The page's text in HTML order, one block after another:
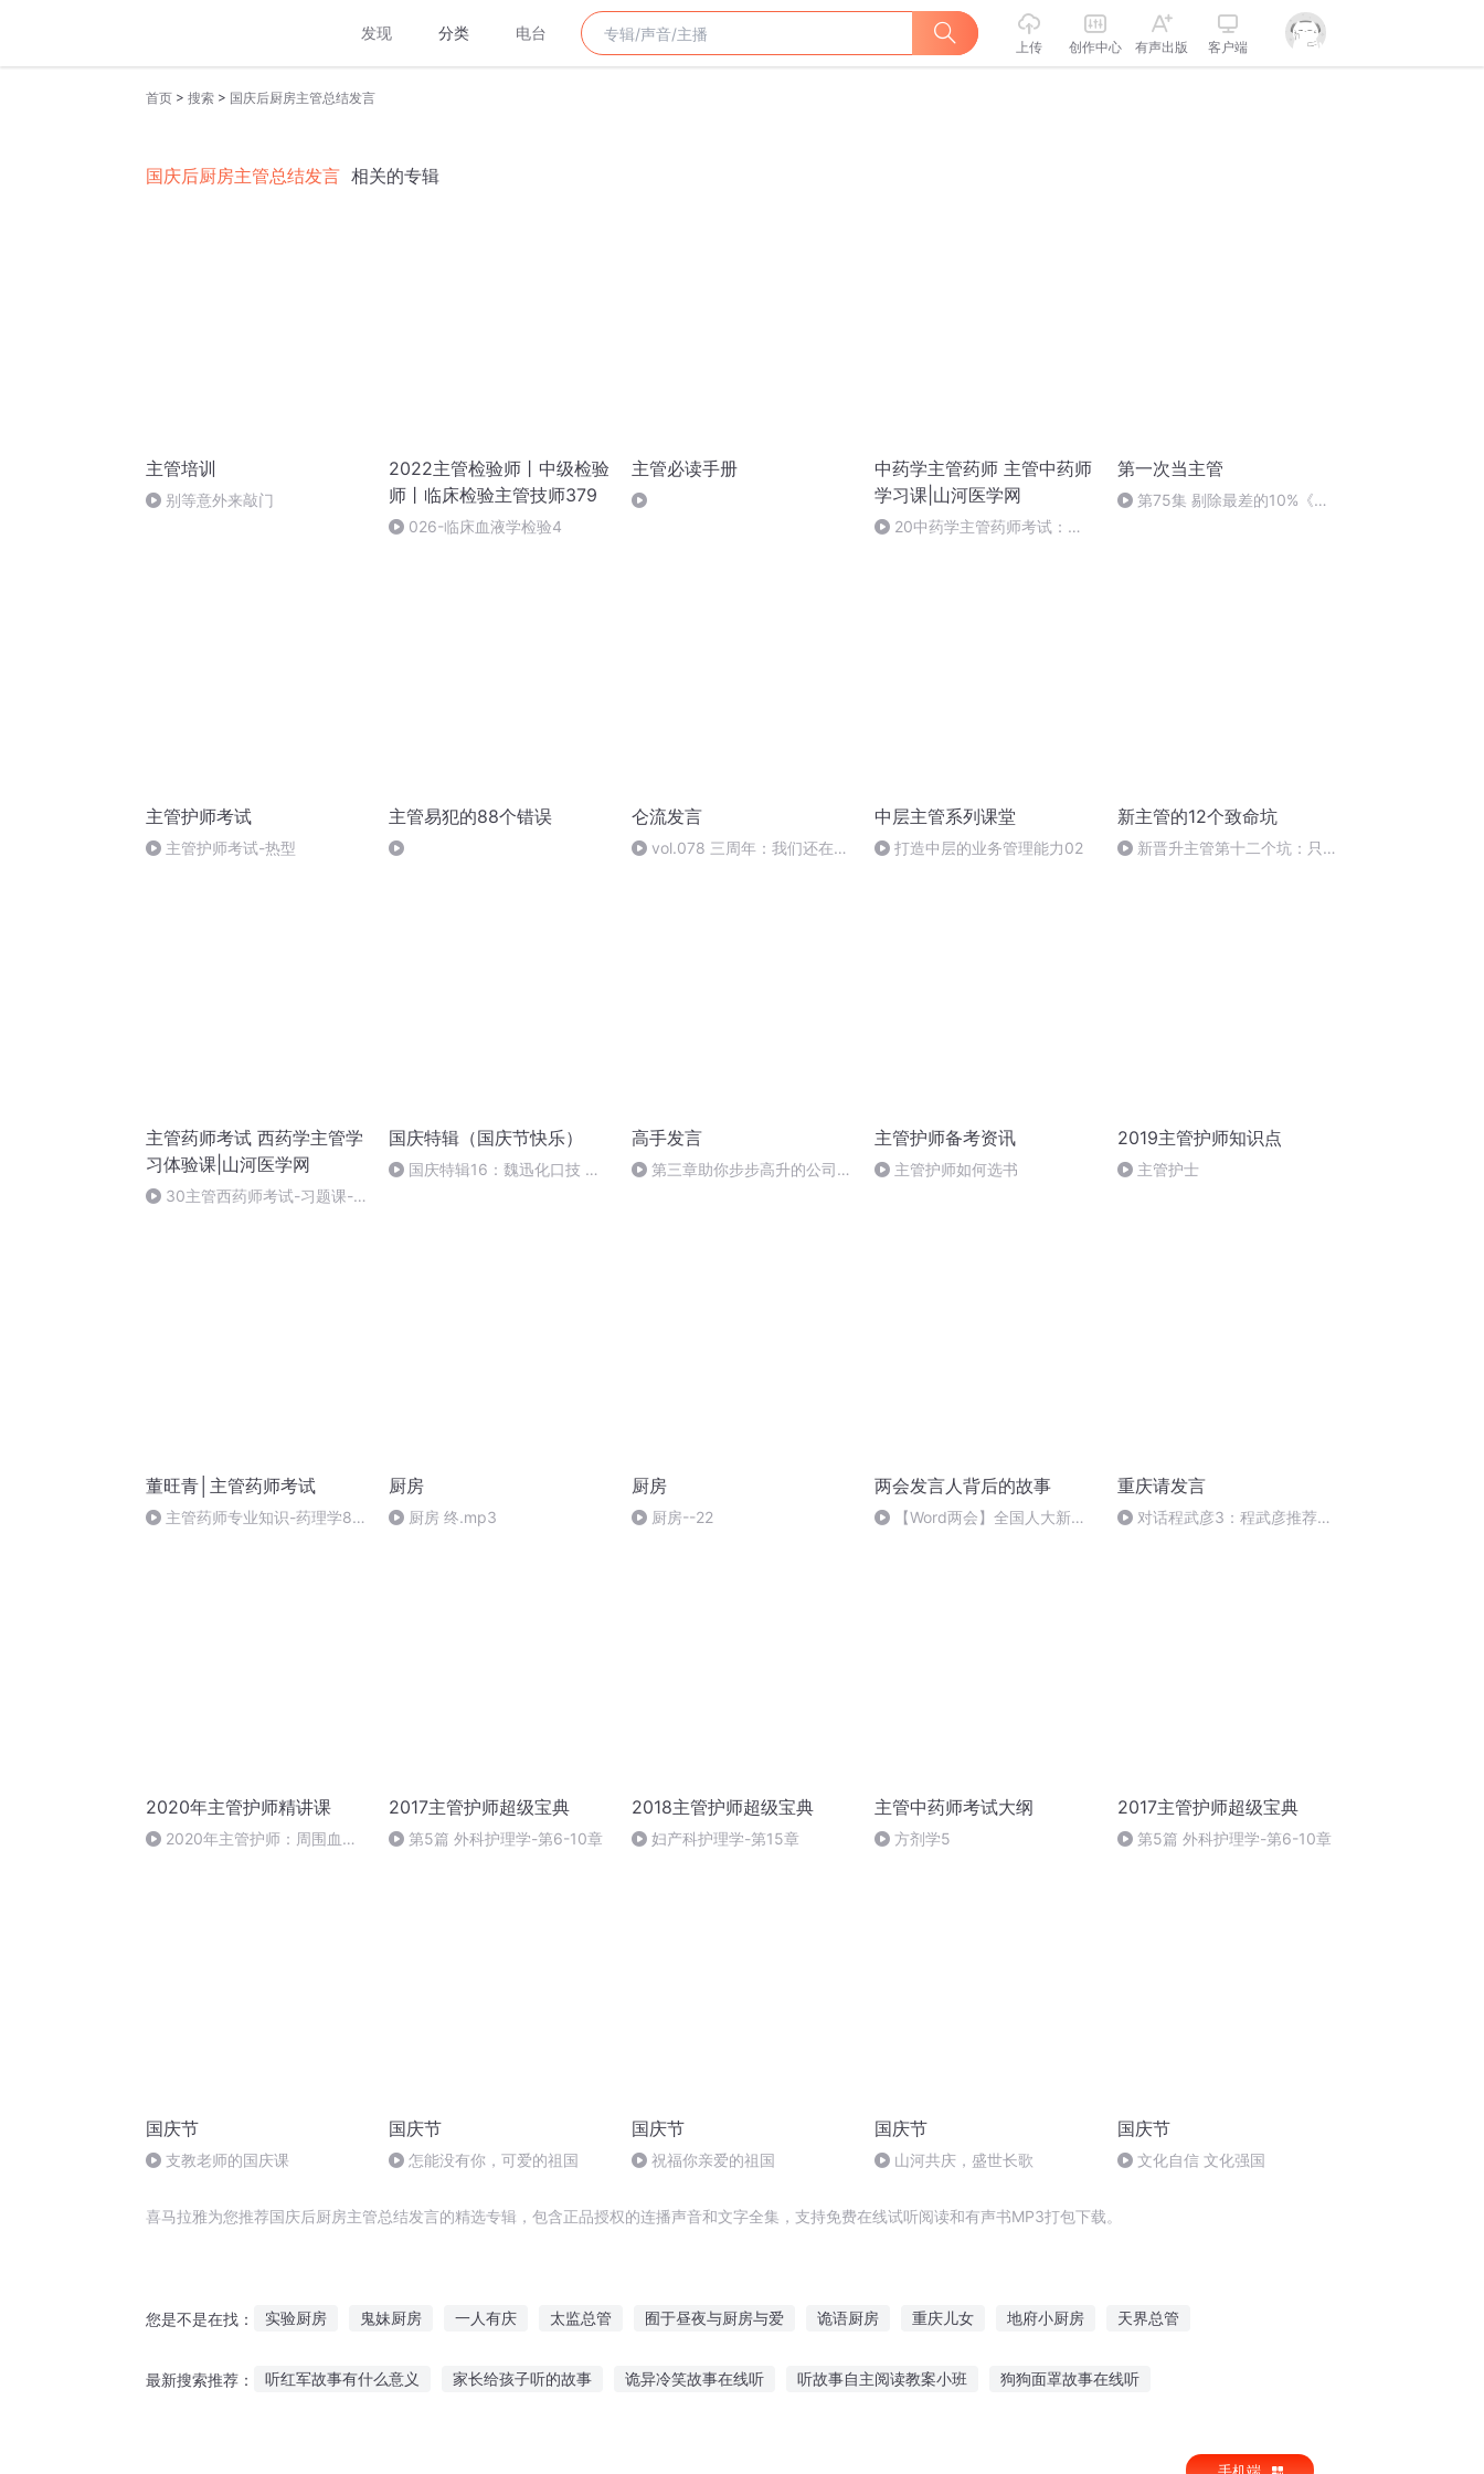
发现 分类 电台
上传 创作中心 有声出版 客户端
首页 > 搜索 > 国庆后厨房主管总结发言
国庆后厨房主管总结发言 相关的专辑
主管培训
别等意外来敲门
2022主管检验师丨中级检验
师丨临床检验主管技师379
026-临床血液学检验4
主管必读手册
中药学主管药师 主管中药师
学习课|山河医学网
20中药学主管药师考试：中
第一次当主管
第75集 剔除最差的10%《第
主管护师考试
主管护师考试-热型
主管易犯的88个错误 仑流发言
vol.078 三周年：我们还在，
中层主管系列课堂
打造中层的业务管理能力02
新主管的12个致命坑
新晋升主管第十二个坑：只顾
主管药师考试 西药学主管学
习体验课|山河医学网
30主管西药师考试-习题课-
国庆特辑（国庆节快乐）
国庆特辑16：魏迅化口技 二
高手发言
第三章助你步步高升的公司会
主管护师备考资讯
主管护师如何选书
2019主管护师知识点
主管护士
董旺青│主管药师考试
主管药师专业知识-药理学8-
厨房
厨房 终.mp3
厨房
厨房--22
两会发言人背后的故事
【Word两会】全国人大新发
重庆请发言
对话程武彦3：程武彦推荐你
2020年主管护师精讲课
2020年主管护师：周围血管
2017主管护师超级宝典
第5篇 外科护理学-第6-10章
2018主管护师超级宝典
妇产科护理学-第15章
主管中药师考试大纲
方剂学5
2017主管护师超级宝典
第5篇 外科护理学-第6-10章
国庆节
支教老师的国庆课
国庆节
怎能没有你，可爱的祖国
国庆节
祝福你亲爱的祖国
国庆节
山河共庆，盛世长歌
国庆节
文化自信 文化强国
喜马拉雅为您推荐国庆后厨房主管总结发言的精选专辑，包含正品授权的连播声音和文字全集，支持免费在线试听阅读和有声书MP3打包下载。
您是不是在找： 实验厨房 鬼妹厨房 一人有庆 太监总管 囿于昼夜与厨房与爱 诡语厨房 重庆儿女 地府小厨房 天界总管
最新搜索推荐： 听红军故事有什么意义 家长给孩子听的故事 诡异冷笑故事在线听 听故事自主阅读教案小班 狗狗面罩故事在线听